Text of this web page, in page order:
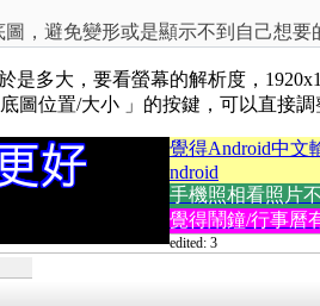
，避免變形或是顯示不到自己想要
是多大，要看螢幕的解析度，
圖位置/大小 」的按鍵，可以直接
覺得Android中文
ndroid
手機照相看照片
覺得鬧鐘/行事曆
edited: 3